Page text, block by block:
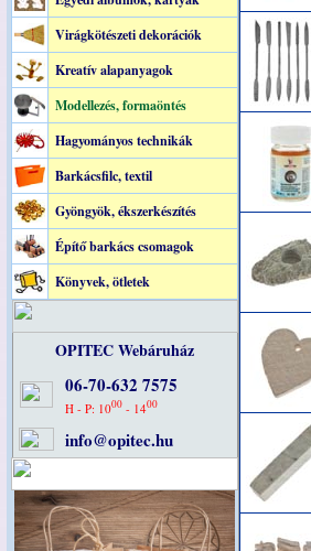
Virágkötészeti dekorációk
Kreatív alapanyagok
Modellezés, formaöntés
Hagyományos technikák
Barkácsfilc, textil
Gyöngyök, ékszerkészítés
Építő barkács csomagok
Könyvek, ötletek
OPITEC Webáruház
06-70-632 7575
H - P: 1000- 1400
info@opitec.hu